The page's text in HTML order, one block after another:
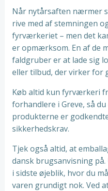
Når nytårsaften nærmer
rive med af stemningen
fyrværkeriet – men det
er opmærksom. En af de
faldgruber er at lade sig
eller tilbud, der virker for
Køb altid kun fyrværkeri
forhandlere i Greve, så
produkterne er
sikkerhedskrav.
Tjek også altid, at
dansk brugsanvisning
i sidste øjeblik, hvor du
varen grundigt nok. Ved